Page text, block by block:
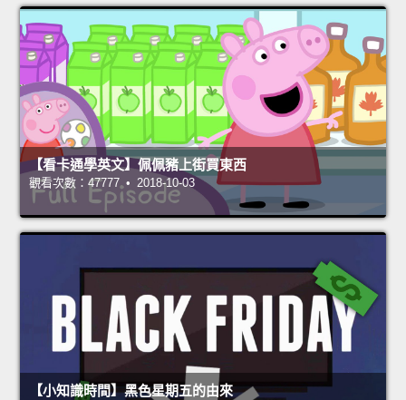
【看卡通學英文】佩佩豬上街買東西
觀看次數：47777 • 2018-10-03
【小知識時間】黑色星期五的由來